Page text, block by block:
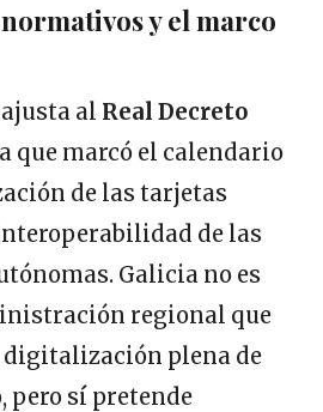
y el marco
al Real Decreto
que marcó el calendario
de las tarjetas
de las
Galicia no es
regional que
digitalización plena de
pero sí pretende